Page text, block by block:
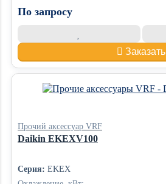
По запросу
Заказать
Прочий аксессуар VRF
Daikin EKEXV100
Серия: EKEX